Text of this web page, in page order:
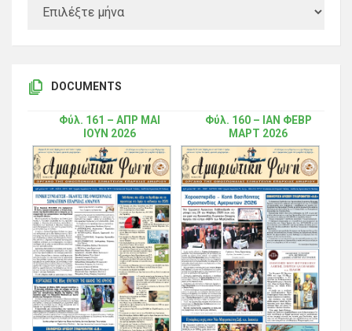
DOCUMENTS
Φύλ. 161 – ΑΠΡ ΜΑΙ
ΙΟΥΝ 2026
Φύλ. 160 – ΙΑΝ ΦΕΒΡ
ΜΑΡΤ 2026